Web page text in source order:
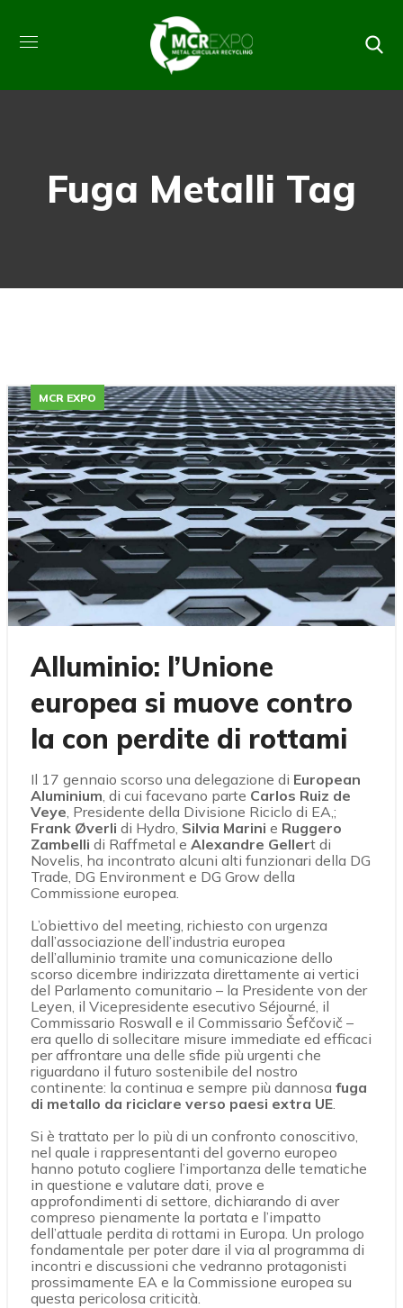
Fuga Metalli Tag
MCR EXPO
Alluminio: l’Unione
europea si muove contro
la con perdite di rottami
Il 17 gennaio scorso una delegazione di European
Aluminium , di cui facevano parte Carlos Ruiz de
Veye , Presidente della Divisione Riciclo di EA,;
Frank Øverli di Hydro, Silvia Marini e Ruggero
Zambelli di Raffmetal eAlexandre Gellert di
Novelis, ha incontrato alcuni alti funzionari della DG
Trade, DG Environment e DG Grow della
Commissione europea.
L’obiettivo del meeting, richiesto con urgenza
dall’associazione dell’industria europea
dell’alluminio tramite una comunicazione dello
scorso dicembre indirizzata direttamente ai vertici
del Parlamento comunitario – la Presidente von der
Leyen, il Vicepresidente esecutivo Séjourné, il
Commissario Roswall e il Commissario Šefčovič –
era quello di sollecitare misure immediate ed efficaci
per affrontare una delle sfide più urgenti che
riguardano il futuro sostenibile del nostro
continente: la continua e sempre più dannosa fuga
di metallo da riciclare verso paesi extra UE
Si è trattato per lo più di un confronto conoscitivo,
nel quale i rappresentanti del governo europeo
hanno potuto cogliere l’importanza delle tematiche
in questione e valutare dati, prove e
approfondimenti di settore, dichiarando di aver
compreso pienamente la portata e l’impatto
dell’attuale perdita di rottami in Europa. Un prologo
fondamentale per poter dare il via al programma di
incontri e discussioni che vedranno protagonisti
prossimamente EA e la Commissione europea su
questa pericolosa criticità.